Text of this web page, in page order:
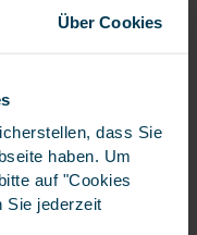
Über Cookies
dass Sie
haben. Um
auf "Cookies
Sie jederzeit
läuft in der